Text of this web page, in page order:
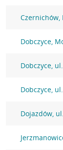
Czernichów,
Dobczyce,
Dobczyce,
Dobczyce,
Dojazdów,